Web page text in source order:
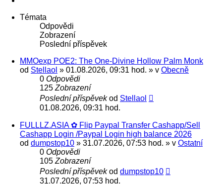
Témata
Odpovědi
Zobrazení
Poslední příspěvek
MMOexp POE2: The One-Divine Hollow Palm Monk
od Stellaol » 01.08.2026, 09:31 hod. » v Obecně
0 Odpovědi
125 Zobrazení
Poslední příspěvekod Stellaol
01.08.2026, 09:31 hod.
FULLLZ.ASIA ✿ Flip Paypal Transfer Cashapp/Sell
Cashapp Login /Paypal Login high balance 2026
od dumpstop10 » 31.07.2026, 07:53 hod. » v Ostatní
0 Odpovědi
105 Zobrazení
Poslední příspěvekod dumpstop10
31.07.2026, 07:53 hod.